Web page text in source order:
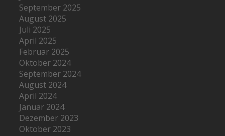
September 2025
August 2025
Juli 2025
April 2025
Februar 2025
Oktober 2024
September 2024
August 2024
April 2024
Januar 2024
Dezember 2023
Oktober 2023